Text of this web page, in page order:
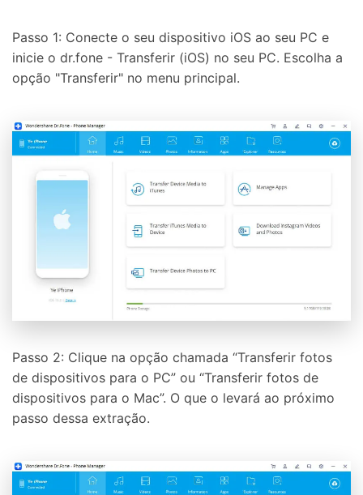
Passo 1: Conecte o seu dispositivo iOS ao seu PC e
inicie o dr.fone - Transferir (iOS) no seu PC. Escolha a
opção "Transferir" no menu principal.
Passo 2: Clique na opção chamada “Transferir fotos
de dispositivos para o PC” ou “Transferir fotos de
dispositivos para o Mac”. O que o levará ao próximo
passo dessa extração.